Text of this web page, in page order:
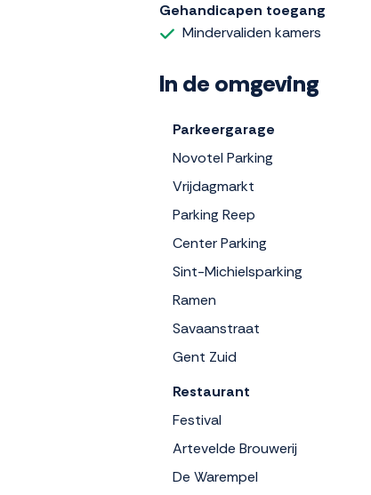
Gehandicapen toegang
Mindervaliden kamers
In de omgeving
Parkeergarage
Novotel Parking
Vrijdagmarkt
Parking Reep
Center Parking
Sint-Michielsparking
Ramen
Savaanstraat
Gent Zuid
Restaurant
Festival
Artevelde Brouwerij
De Warempel